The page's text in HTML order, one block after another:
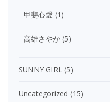
甲斐心愛 (1)
高雄さやか (5)
SUNNY GIRL (5)
Uncategorized (15)